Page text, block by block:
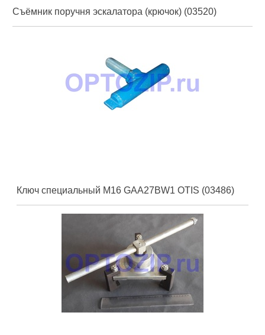
Съёмник поручня эскалатора (крючок) (03520)
Ключ специальный M16 GAA27BW1 OTIS (03486)